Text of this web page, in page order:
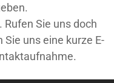
Sie uns doch
uns eine kurze E-